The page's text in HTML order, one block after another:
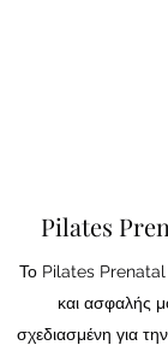
Pilates
Το Pilates Prenatal
και ασφαλής
σχεδιασμένη για